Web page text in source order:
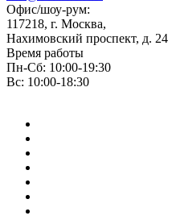
Офис/шоу-рум:
117218, г. Москва,
Нахимовский проспект, д. 24
Время работы
Пн-Сб: 10:00-19:30
Вс: 10:00-18:30